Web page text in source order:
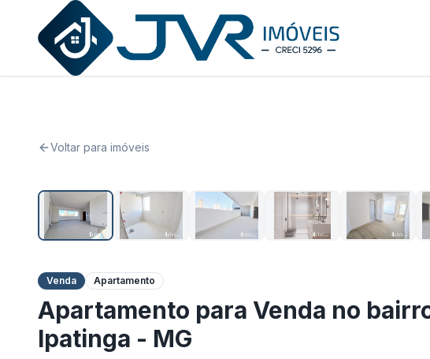
JVR Imóveis
Voltar para imóveis
Venda Apartamento
Apartamento para Venda no
Ipatinga - MG